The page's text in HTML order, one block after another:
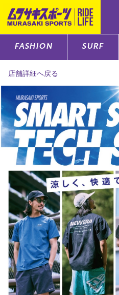
CATEGORY
サーフTOP
スノーTOP
スケートTOP
CONTENTS
ブランド一覧
特集一覧
スタッフスナップ
FASHION SURF
店舗詳細へ戻る